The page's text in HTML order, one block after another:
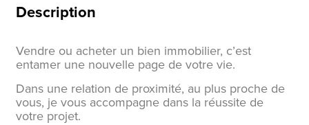
Description
Vendre ou acheter un bien immobilier, c’est
entamer une nouvelle page de votre vie.
Dans une relation de proximité, au plus proche de
vous, je vous accompagne dans la réussite de
votre projet.